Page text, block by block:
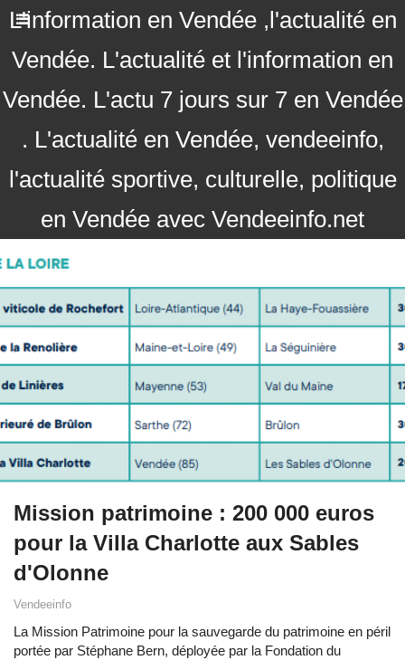
L'information en Vendée ,l'actualité en
Vendée. L'actualité et l'information en
Vendée. L'actu 7 jours sur 7 en Vendée
. L'actualité en Vendée, vendeeinfo,
l'actualité sportive, culturelle, politique
en Vendée avec Vendeeinfo.net
Mission patrimoine : 200 000 euros
pour la Villa Charlotte aux Sables
d'Olonne
Vendeeinfo
La Mission Patrimoine pour la sauvegarde du patrimoine en péril
portée par Stéphane Bern, déployée par la Fondation du